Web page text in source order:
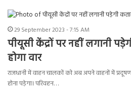
29 September 2023 - 7:15 AM
पीयूसी केंद्रों पर नहीं लगानी
होगा वार
राजधानी में वाहन चालकों को अब अपने वाहनों में
होना पड़ेगा। परिवहन…